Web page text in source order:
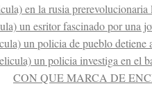
en la rusia
un esritor fascinado por una
un policia de pueblo detiene
un policia investiga en el
CON QUE MARCA DE